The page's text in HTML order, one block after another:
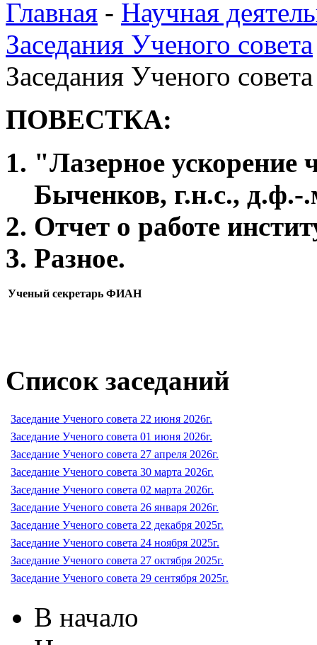
Главная - Научная
Заседания Ученого совета
Заседания Ученого
ПОВЕСТКА:
"Лазерное
Быченков, г.н.с., д.ф.-
Отчет о работе
Разное.
Ученый секретарь ФИАН
Список заседаний
Заседание Ученого совета 22 июня 2026г.
Заседание Ученого совета 01 июня 2026г.
Заседание Ученого совета 27 апреля 2026г.
Заседание Ученого совета 30 марта 2026г.
Заседание Ученого совета 02 марта 2026г.
Заседание Ученого совета 26 января 2026г.
Заседание Ученого совета 22 декабря 2025г.
Заседание Ученого совета 24 ноября 2025г.
Заседание Ученого совета 27 октября 2025г.
Заседание Ученого совета 29 сентября 2025г.
В начало